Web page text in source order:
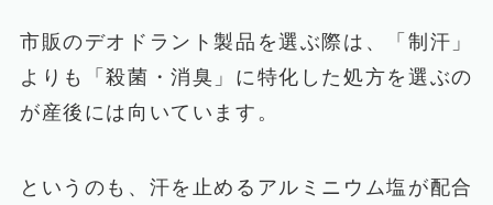
市販のデオドラント製品を選ぶ際は、「制汗」
よりも「殺菌・消臭」に特化した処方を選ぶの
が産後には向いています。
というのも、汗を止めるアルミニウム塩が配合